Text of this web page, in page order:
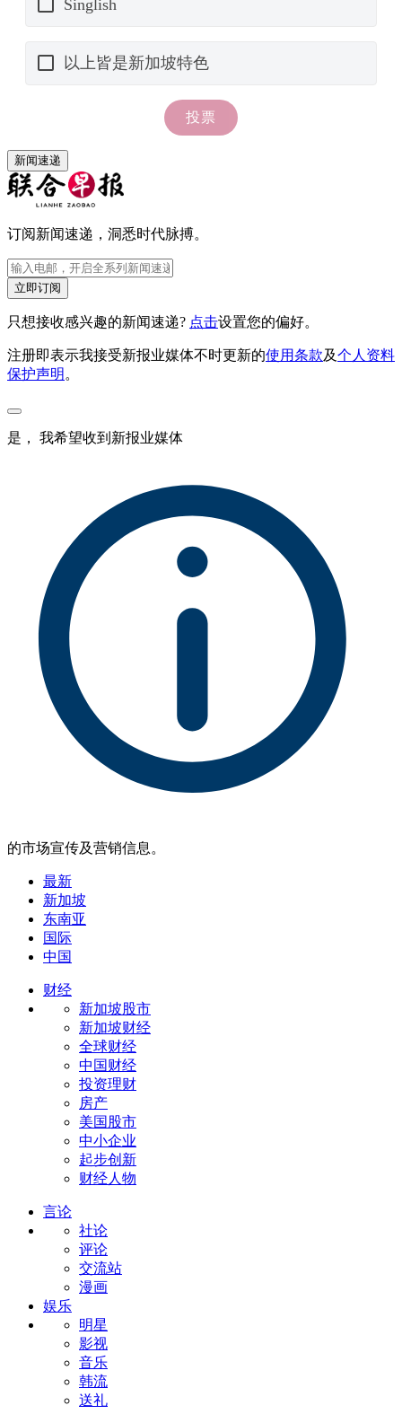
新闻速递
订阅新闻速递，洞悉时代脉搏。
立即订阅
只想接收感兴趣的新闻速递? 点击设置您的偏好。
注册即表示我接受新报业媒体不时更新的使用条款及个人资料
保护声明 。
是， 我希望收到新报业媒体
的市场宣传及营销信息。
最新
新加坡
东南亚
国际
中国
财经
新加坡股市
新加坡财经
全球财经
中国财经
投资理财
房产
美国股市
中小企业
起步创新
财经人物
言论
社论
评论
交流站
漫画
娱乐
明星
影视
音乐
韩流
送礼